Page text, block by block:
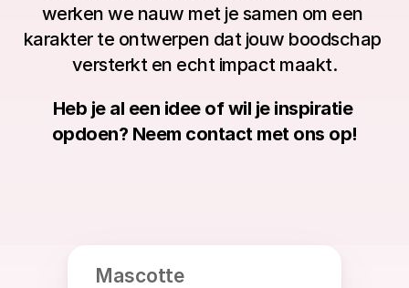
werken we nauw met je samen om een
karakter te ontwerpen dat jouw boodschap
versterkt en echt impact maakt.
Heb je al een idee of wil je inspiratie
opdoen? Neem contact met ons op!
Mascotte